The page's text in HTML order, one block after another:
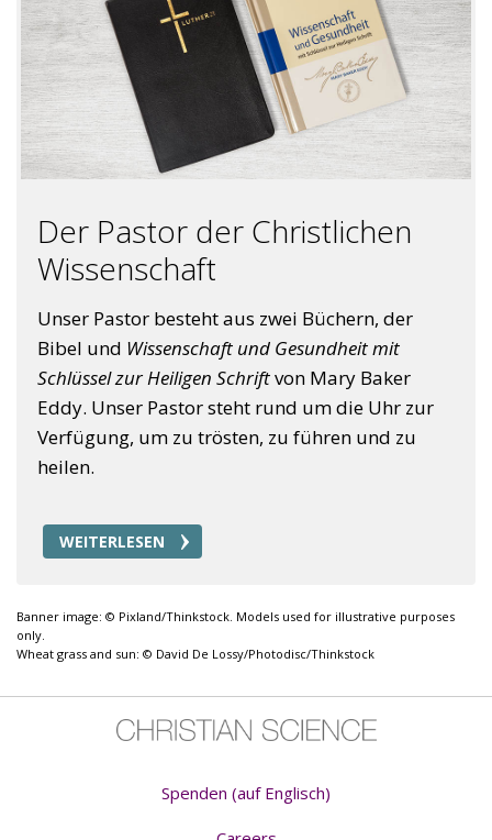
Der Pastor der Christlichen
Wissenschaft
Unser Pastor besteht aus zwei Büchern, der
Bibel und Wissenschaft und Gesundheit mit
Schlüssel zur Heiligen Schriftvon Mary Baker
Eddy. Unser Pastor steht rund um die Uhr zur
Verfügung, um zu trösten, zu führen und zu
heilen.
WEITERLESEN
Banner image: © Pixland/Thinkstock. Models used for illustrative purposes
only.
Wheat grass and sun: © David De Lossy/Photodisc/Thinkstock
Spenden (auf Englisch)